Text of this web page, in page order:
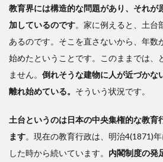
れて
いた
3
戦
前は
が顕
しな
かっ
教育界には構造的な問題があり、それが
加しているのです。家に例えると、土台
あるのです。そこを直さないから、年数
始めたということです。このままでは、
ません。 倒れそうな建物に人が近づかな
離れ始めている。 そういう状況です。
土台というのは日本の中央集権的な教育
ます。現在の教育行政は、明治4(1871)
した時から続いています。 内閣制度の発